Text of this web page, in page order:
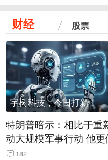
财经 股票
宇树科技，今日打新！
特朗普暗示：相比于重
动大规模军事行动 他
经济施压
182